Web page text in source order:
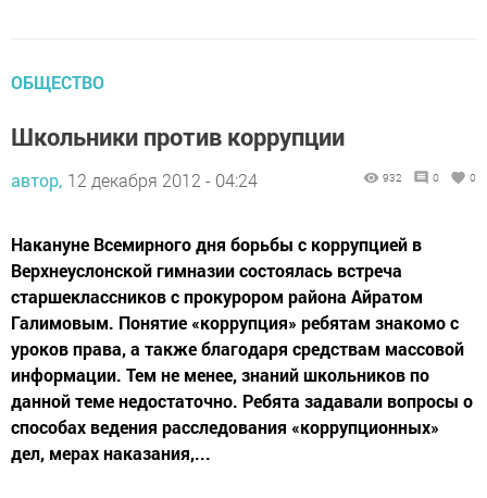
ОБЩЕСТВО
Школьники против коррупции
автор, 12 декабря 2012 - 04:24 932 0 0
Накануне Всемирного дня борьбы с коррупцией в
Верхнеуслонской гимназии состоялась встреча
старшеклассников с прокурором района Айратом
Галимовым. Понятие «коррупция» ребятам знакомо с
уроков права, а также благодаря средствам массовой
информации. Тем не менее, знаний школьников по
данной теме недостаточно. Ребята задавали вопросы о
способах ведения расследования «коррупционных»
дел, мерах наказания,...